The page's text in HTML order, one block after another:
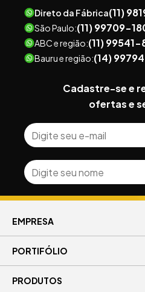
(11)
São Paulo:(11) 99709-
ABC e região:(11) 99541-
Bauru e região:(14)
EMPRESA
PORTIFÓLIO
PRODUTOS